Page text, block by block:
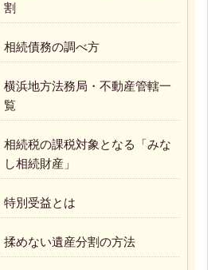
割
相続債務の調べ方
横浜地方法務局・不動産管轄一
覧
相続税の課税対象となる「みな
し相続財産」
特別受益とは
揉めない遺産分割の方法